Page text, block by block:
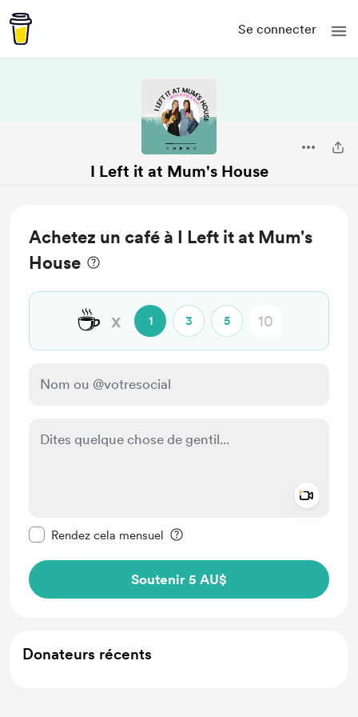
Se connecter
I Left it at Mum's House
Achetez un café à I Left it at Mum's
House
☕ x 1 3 5
Rendez cela mensuel
Soutenir 5 AU$
Donateurs récents